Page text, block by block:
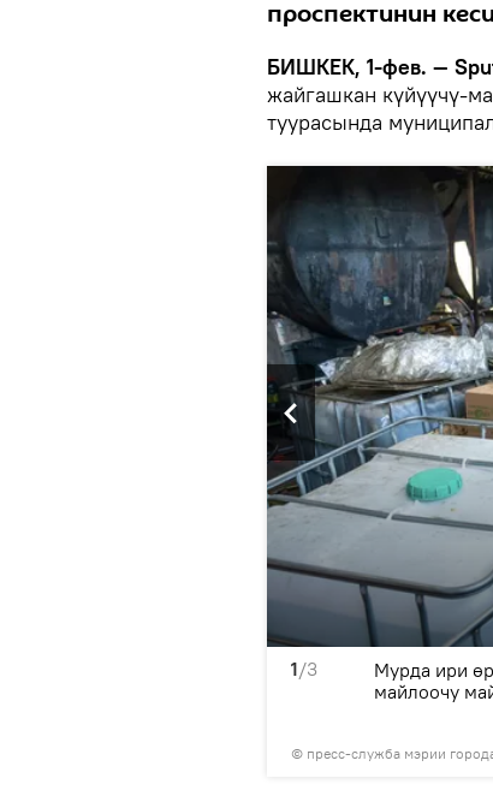
проспектинин
БИШКЕК, 1-фев. —
жайгашкан күйүүчү-
туурасында
1/3
© пресс-служба мэрии
Мурда ири
майлоочу